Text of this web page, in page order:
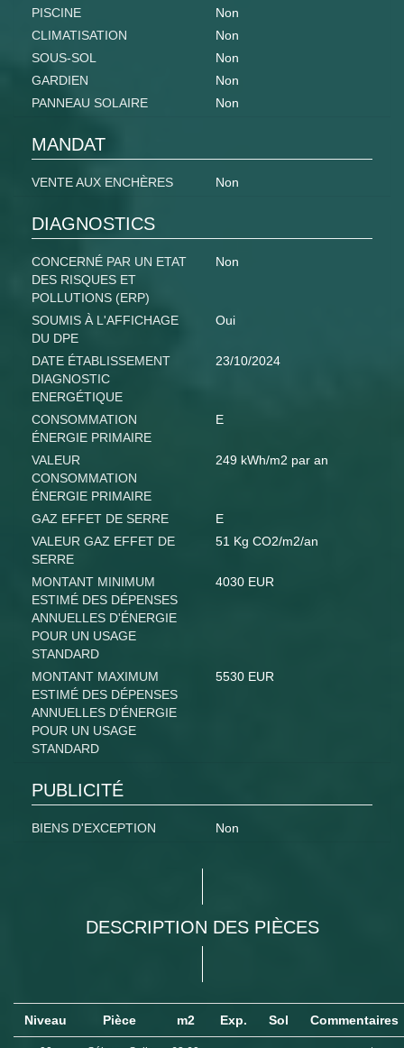
PISCINE
Non
CLIMATISATION
Non
SOUS-SOL
Non
GARDIEN
Non
PANNEAU SOLAIRE
Non
MANDAT
VENTE AUX ENCHÈRES Non
DIAGNOSTICS
CONCERNÉ PAR UN ETAT
DES RISQUES ET
POLLUTIONS (ERP)
Non
SOUMIS À L'AFFICHAGE
DU DPE
Oui
DATE ÉTABLISSEMENT
DIAGNOSTIC
ENERGÉTIQUE
23/10/2024
CONSOMMATION
ÉNERGIE PRIMAIRE
E
VALEUR
CONSOMMATION
ÉNERGIE PRIMAIRE
249 kWh/m2 par an
GAZ EFFET DE SERRE
E
VALEUR GAZ EFFET DE
SERRE
51 Kg CO2/m2/an
MONTANT MINIMUM
ESTIMÉ DES DÉPENSES
ANNUELLES D'ÉNERGIE
POUR UN USAGE
STANDARD
4030 EUR
MONTANT MAXIMUM
ESTIMÉ DES DÉPENSES
ANNUELLES D'ÉNERGIE
POUR UN USAGE
STANDARD
5530 EUR
PUBLICITÉ
BIENS D'EXCEPTION Non
DESCRIPTION DES PIÈCES
Niveau Pièce m2 Exp. Sol Commentaires